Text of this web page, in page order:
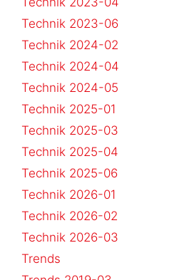
Technik 2023-06
Technik 2024-02
Technik 2024-04
Technik 2024-05
Technik 2025-01
Technik 2025-03
Technik 2025-04
Technik 2025-06
Technik 2026-01
Technik 2026-02
Technik 2026-03
Trends